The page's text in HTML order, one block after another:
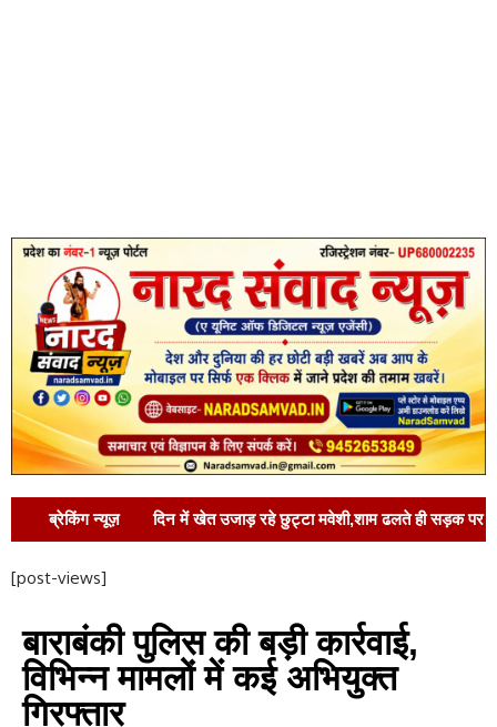
ब्रेकिंग न्यूज़ दिन में खेत उजाड़ रहे छुट्टा मवेशी,शाम ढलते ही सड़क पर
राजनीतिक भागीदारी सुनिश्चित करने पर जोर !
एसआरएमयू में इंडक्शन’26 का दूसरा दिन: नवागंतुकों में
[post-views]
बाराबंकी पुलिस की बड़ी कार्रवाई,
विभिन्न मामलों में कई अभियुक्त
गिरफ्तार